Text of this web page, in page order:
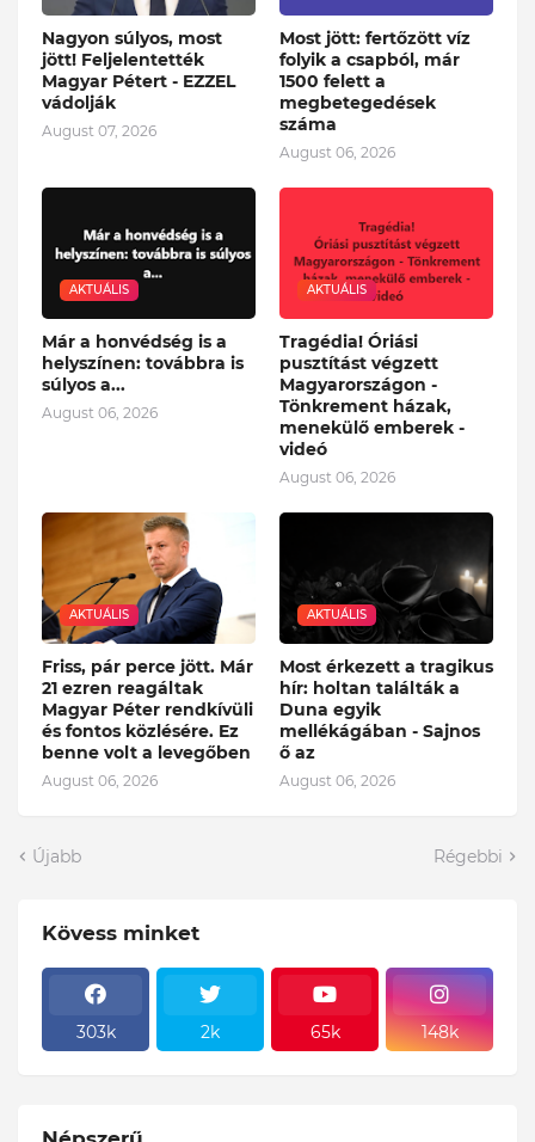
Nagyon súlyos, most
jött! Feljelentették
Magyar Pétert - EZZEL
vádolják
August 07, 2026
Most jött: fertőzött víz
folyik a csapból, már
1500 felett a
megbetegedések
száma
August 06, 2026
AKTUÁLIS
Már a honvédség is a
helyszínen: továbbra is
súlyos a...
August 06, 2026
AKTUÁLIS
Tragédia! Óriási
pusztítást végzett
Magyarországon -
Tönkrement házak,
menekülő emberek -
videó
August 06, 2026
AKTUÁLIS
Friss, pár perce jött. Már
21 ezren reagáltak
Magyar Péter rendkívüli
és fontos közlésére. Ez
benne volt a levegőben
August 06, 2026
AKTUÁLIS
Most érkezett a tragikus
hír: holtan találták a
Duna egyik
mellékágában - Sajnos
ő az
August 06, 2026
Újabb Régebbi
Kövess minket
303k 2k 65k 148k